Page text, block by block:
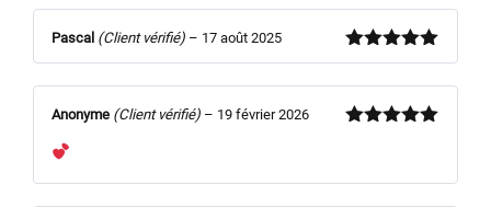
Note5sur
Pascal (Client vérifié) – 17 août 2025
Anonyme (Client vérifié) – 19 février 2026